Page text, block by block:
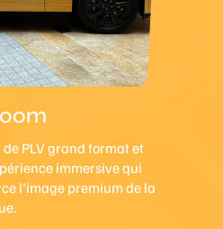
PLV grand format et
immersive qui
l'image premium de la